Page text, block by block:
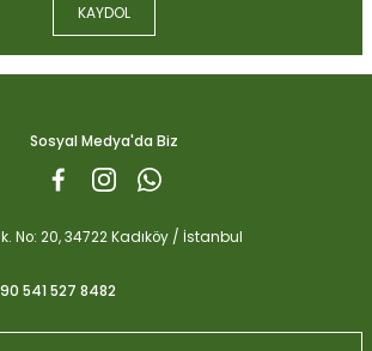
daha pahalı.
alternatifler olmalı.
KAYDOL
Sosyal Medya'da Biz
No: 20, 34722 Kadıköy / İstanbul
541 527 8482